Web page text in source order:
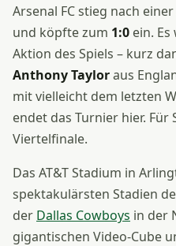
Arsenal FC stieg nach
und köpfte zum 1:0 ein.
Aktion des Spiels – kurz
Anthony Tayloraus
mit vielleicht dem letzten
endet das Turnier hier.
Viertelfinale.
Das AT&T Stadium in
spektakulärsten Stadien
der Dallas Cowboys in der
gigantischen Video-Cube